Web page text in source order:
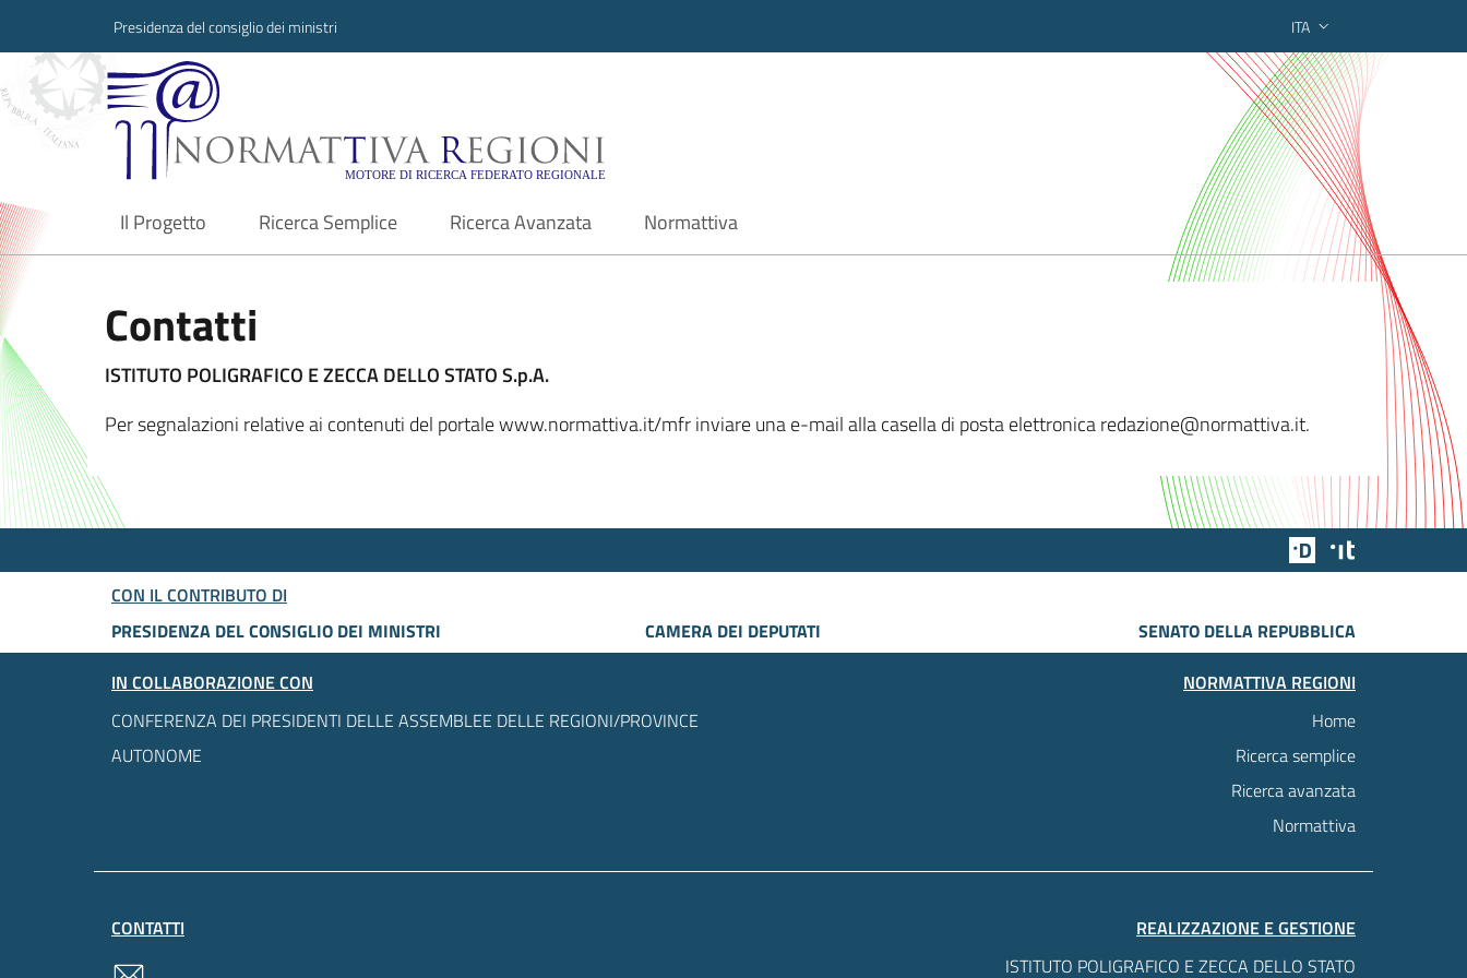
Presidenza del consiglio dei ministri ITA
Normattiva Regioni - Motore di ricerca federato regionale
Il Progetto
current Ricerca Semplice Ricerca Avanzata Normattiva
Contatti
ISTITUTO POLIGRAFICO E ZECCA DELLO STATO S.p.A.
Per segnalazioni relative ai contenuti del portale www.normattiva.it/mfr inviare una e-mail alla casella di posta elettronica redazione@normattiva.it.
Team Digitale
CON IL CONTRIBUTO DI
PRESIDENZA DEL CONSIGLIO DEI MINISTRI
CAMERA DEI DEPUTATI
SENATO DELLA REPUBBLICA
IN COLLABORAZIONE CON
CONFERENZA DEI PRESIDENTI DELLE ASSEMBLEE DELLE REGIONI/PROVINCE
AUTONOME
NORMATTIVA REGIONI
Home
Ricerca semplice
Ricerca avanzata
Normattiva
CONTATTI
REALIZZAZIONE E GESTIONE
ISTITUTO POLIGRAFICO E ZECCA DELLO STATO